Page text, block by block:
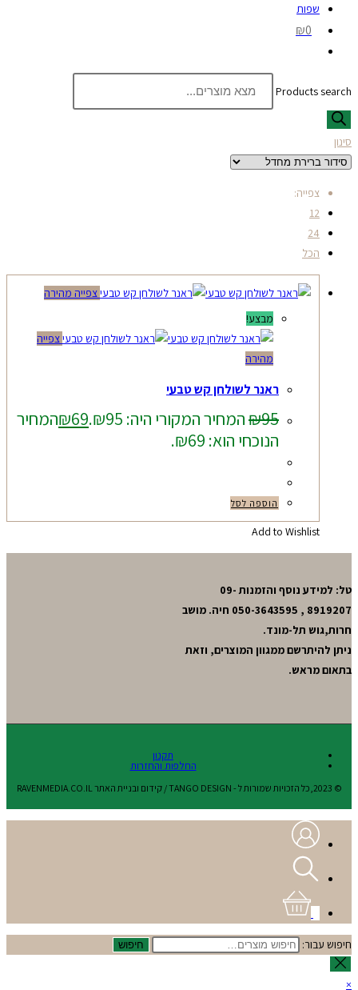
שפות
₪0
Products search
סינון
צפייה:
12
24
הכל
צפייה מהירה
מבצע!
צפייה
מהירה
ראנר לשולחן קש טבעי
₪95 המחיר המקורי היה: ₪95. ₪69
המחיר
הנוכחי הוא: ₪69.
הוספה לסל
Add to Wishlist
טל: למידע נוסף והזמנות 09-
8919207 , 050-3643595 חיה. מושב
חרות,גוש תל-מונד.
ניתן להיתרשם ממגוון המוצרים, וזאת
בתאום מראש.
תקנון
החלפות והחזרות
© 2023,כל הזכויות שמורות ל - TANGO DESIGN / קידום ובניית האתר RAVENMEDIA.CO.IL
חיפוש עבור: חיפוש
×